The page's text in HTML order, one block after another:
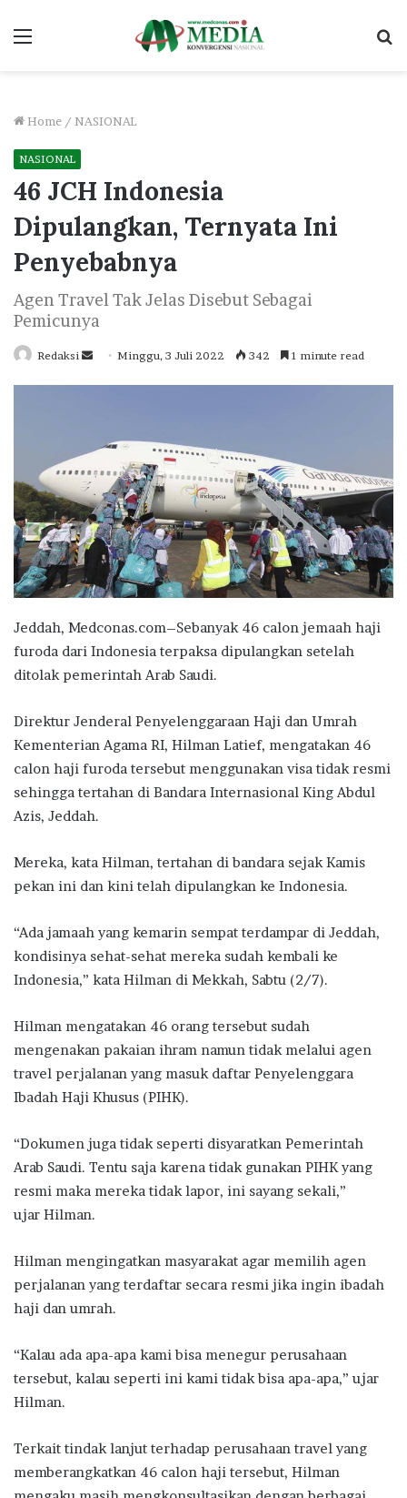
Menu
Home / NASIONAL
NASIONAL
46 JCH Indonesia
Dipulangkan, Ternyata Ini
Penyebabnya
Agen Travel Tak Jelas Disebut Sebagai
Pemicunya
Redaksi
SendMinggu, 3 Juli 2022 342 1 minute read
Jeddah, Medconas.com–Sebanyak 46 calon jemaah haji
furoda dari Indonesia terpaksa dipulangkan setelah
ditolak pemerintah Arab Saudi.
Direktur Jenderal Penyelenggaraan Haji dan Umrah
Kementerian Agama RI, Hilman Latief, mengatakan 46
calon haji furoda tersebut menggunakan visa tidak resmi
sehingga tertahan di Bandara Internasional King Abdul
Azis, Jeddah.
Mereka, kata Hilman, tertahan di bandara sejak Kamis
pekan ini dan kini telah dipulangkan ke Indonesia.
“Ada jamaah yang kemarin sempat terdampar di Jeddah,
kondisinya sehat-sehat mereka sudah kembali ke
Indonesia,” kata Hilman di Mekkah, Sabtu (2/7).
Hilman mengatakan 46 orang tersebut sudah
mengenakan pakaian ihram namun tidak melalui agen
travel perjalanan yang masuk daftar Penyelenggara
Ibadah Haji Khusus (PIHK).
“Dokumen juga tidak seperti disyaratkan Pemerintah
Arab Saudi. Tentu saja karena tidak gunakan PIHK yang
resmi maka mereka tidak lapor, ini sayang sekali,”
ujar Hilman.
Hilman mengingatkan masyarakat agar memilih agen
perjalanan yang terdaftar secara resmi jika ingin ibadah
haji dan umrah.
“Kalau ada apa-apa kami bisa menegur perusahaan
tersebut, kalau seperti ini kami tidak bisa apa-apa,” ujar
Hilman.
Terkait tindak lanjut terhadap perusahaan travel yang
memberangkatkan 46 calon haji tersebut, Hilman